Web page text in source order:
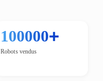
100000+
Robots vendus